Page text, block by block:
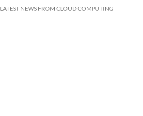
LATEST NEWS FROM CLOUD COMPUTING